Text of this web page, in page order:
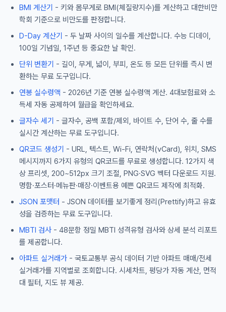
BMI 계산기 - 키와 몸무게로 BMI(체질량지수)를 계산하고 대한비만
학회 기준으로 비만도를 판정합니다.
D-Day 계산기 - 두 날짜 사이의 일수를 계산합니다. 수능 디데이,
100일 기념일, 1주년 등 중요한 날 확인.
단위 변환기 - 길이, 무게, 넓이, 부피, 온도 등 모든 단위를 즉시 변
환하는 무료 도구입니다.
연봉 실수령액 - 2026년 기준 연봉 실수령액 계산. 4대보험료와 소
득세 자동 공제하여 월급을 확인하세요.
글자수 세기 - 글자수, 공백 포함/제외, 바이트 수, 단어 수, 줄 수를
실시간 계산하는 무료 도구입니다.
QR코드 생성기 - URL, 텍스트, Wi-Fi, 연락처(vCard), 위치, SMS
메시지까지 6가지 유형의 QR코드를 무료로 생성합니다. 12가지 색
상 프리셋, 200~512px 크기 조절, PNG·SVG 벡터 다운로드 지원.
명함·포스터·메뉴판·매장·이벤트용 예쁜 QR코드 제작에 최적화.
JSON 포맷터 - JSON 데이터를 보기좋게 정리(Prettify)하고 유효
성을 검증하는 무료 도구입니다.
MBTI 검사 - 48문항 정밀 MBTI 성격유형 검사와 상세 분석 리포트
를 제공합니다.
아파트 실거래가 - 국토교통부 공식 데이터 기반 아파트 매매/전세
실거래가를 지역별로 조회합니다. 시세차트, 평당가 자동 계산, 면적
대 필터, 지도 뷰 제공.